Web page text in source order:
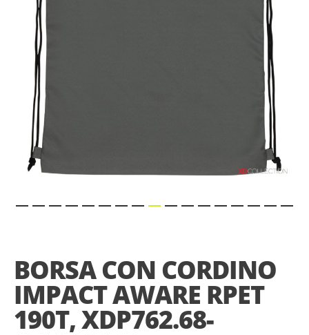
beginning
of
images
gallery
BORSA CON CORDINO
IMPACT AWARE RPET
190T, XDP762.68-